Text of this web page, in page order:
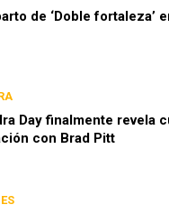
de ‘Doble fortaleza’
Day finalmente revela
con Brad Pitt